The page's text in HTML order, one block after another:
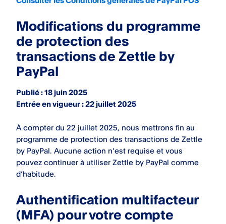
Modifications du programme
de protection des
transactions de Zettle by
PayPal
Publié : 18 juin 2025
Entrée en vigueur : 22 juillet 2025
À compter du 22 juillet 2025, nous mettrons fin au
programme de protection des transactions de Zettle
by PayPal. Aucune action n’est requise et vous
pouvez continuer à utiliser Zettle by PayPal comme
d’habitude.
Authentification multifacteur
(MFA) pour votre compte